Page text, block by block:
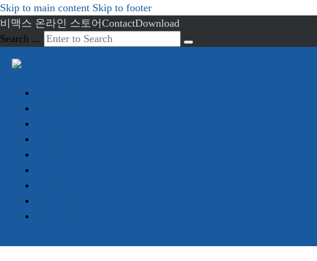
Skip to main content Skip to footer
비맥스 온라인 스토어 ContactDownload
Search ...